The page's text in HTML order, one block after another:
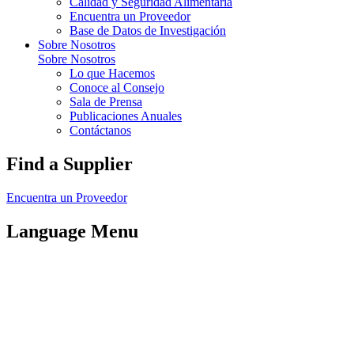
Encuentra un Proveedor
Base de Datos de Investigación
Sobre Nosotros
Sobre Nosotros
Lo que Hacemos
Conoce al Consejo
Sala de Prensa
Publicaciones Anuales
Contáctanos
Find a Supplier
Encuentra un Proveedor
Language Menu